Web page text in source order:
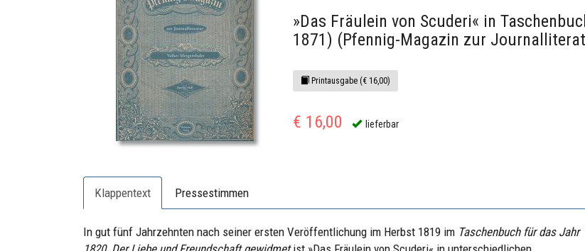
»Das Fräulein von Scuderi« in
1871) (Pfennig-Magazin zur
Printausgabe (€ 16,00)
€ 16,00 lieferbar
Klappentext Pressestimmen
In gut fünf Jahrzehnten nach seiner ersten Veröffentlichung im Herbst 1819 im Taschenbuch für das Jahr